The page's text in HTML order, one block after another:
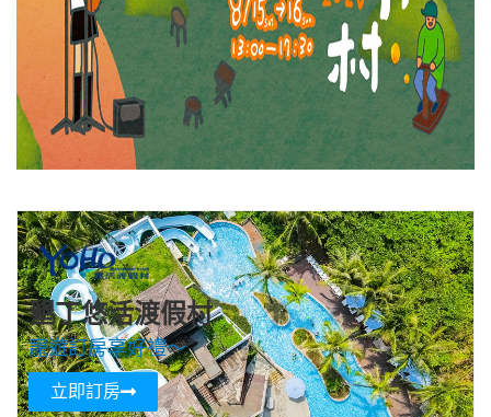
墾丁悠活渡假村
寵遊訂房享好禮～
立即訂房